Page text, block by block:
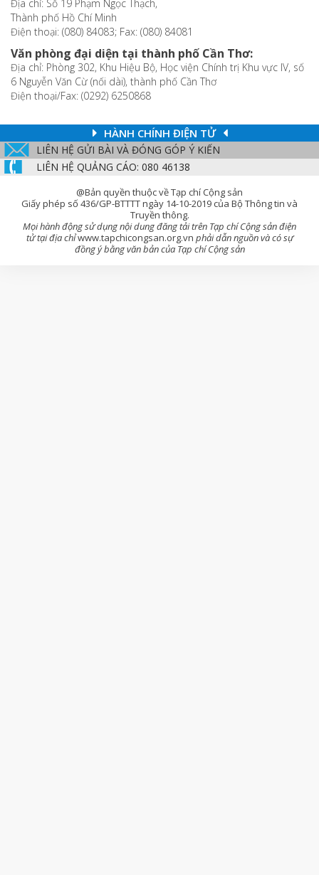
Địa chỉ: Số 19 Phạm Ngọc Thạch,
Thành phố Hồ Chí Minh
Điện thoại: (080) 84083; Fax: (080) 84081
Văn phòng đại diện tại thành phố Cần Thơ:
Địa chỉ: Phòng 302, Khu Hiệu Bộ, Học viện Chính trị Khu vực IV, số
6 Nguyễn Văn Cừ (nối dài), thành phố Cần Thơ
Điện thoại/Fax: (0292) 6250868
HÀNH CHÍNH ĐIỆN TỬ
LIÊN HỆ GỬI BÀI VÀ ĐÓNG GÓP Ý KIẾN
LIÊN HỆ QUẢNG CÁO: 080 46138
@Bản quyền thuộc về Tạp chí Cộng sản
Giấy phép số 436/GP-BTTTT ngày 14-10-2019 của Bộ Thông tin và
Truyền thông.
Mọi hành động sử dụng nội dung đăng tải trên Tạp chí Cộng sản điện
tử tại địa chỉwww.tapchicongsan.org.vn phải dẫn nguồn và có sự
đồng ý bằng văn bản của Tạp chí Cộng sản